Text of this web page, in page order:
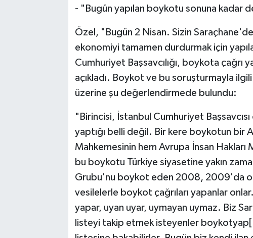
- "Bugün yapılan boykotu sonuna kadar
Özel, "Bugün 2 Nisan. Sizin Saraçhane'de
ekonomiyi tamamen durdurmak için
Cumhuriyet Başsavcılığı, boykota çağrı
açıkladı. Boykot ve bu soruşturmayla
üzerine şu değerlendirmede bulundu:
"Birincisi, İstanbul Cumhuriyet
yaptığı belli değil. Bir kere boykotun bir
Mahkemesinin hem Avrupa İnsan Hakları
bu boykotu Türkiye siyasetine yakın
Grubu'nu boykot eden 2008, 2009'da
vesilelerle boykot çağrıları yapanlar
yapar, uyan uyar, uymayan uymaz. Biz
listeyi takip etmek isteyenler